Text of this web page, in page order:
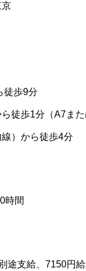
京
徒歩9分
徒歩1分（A7また
）から徒歩4分
時間
途支給、7150円給